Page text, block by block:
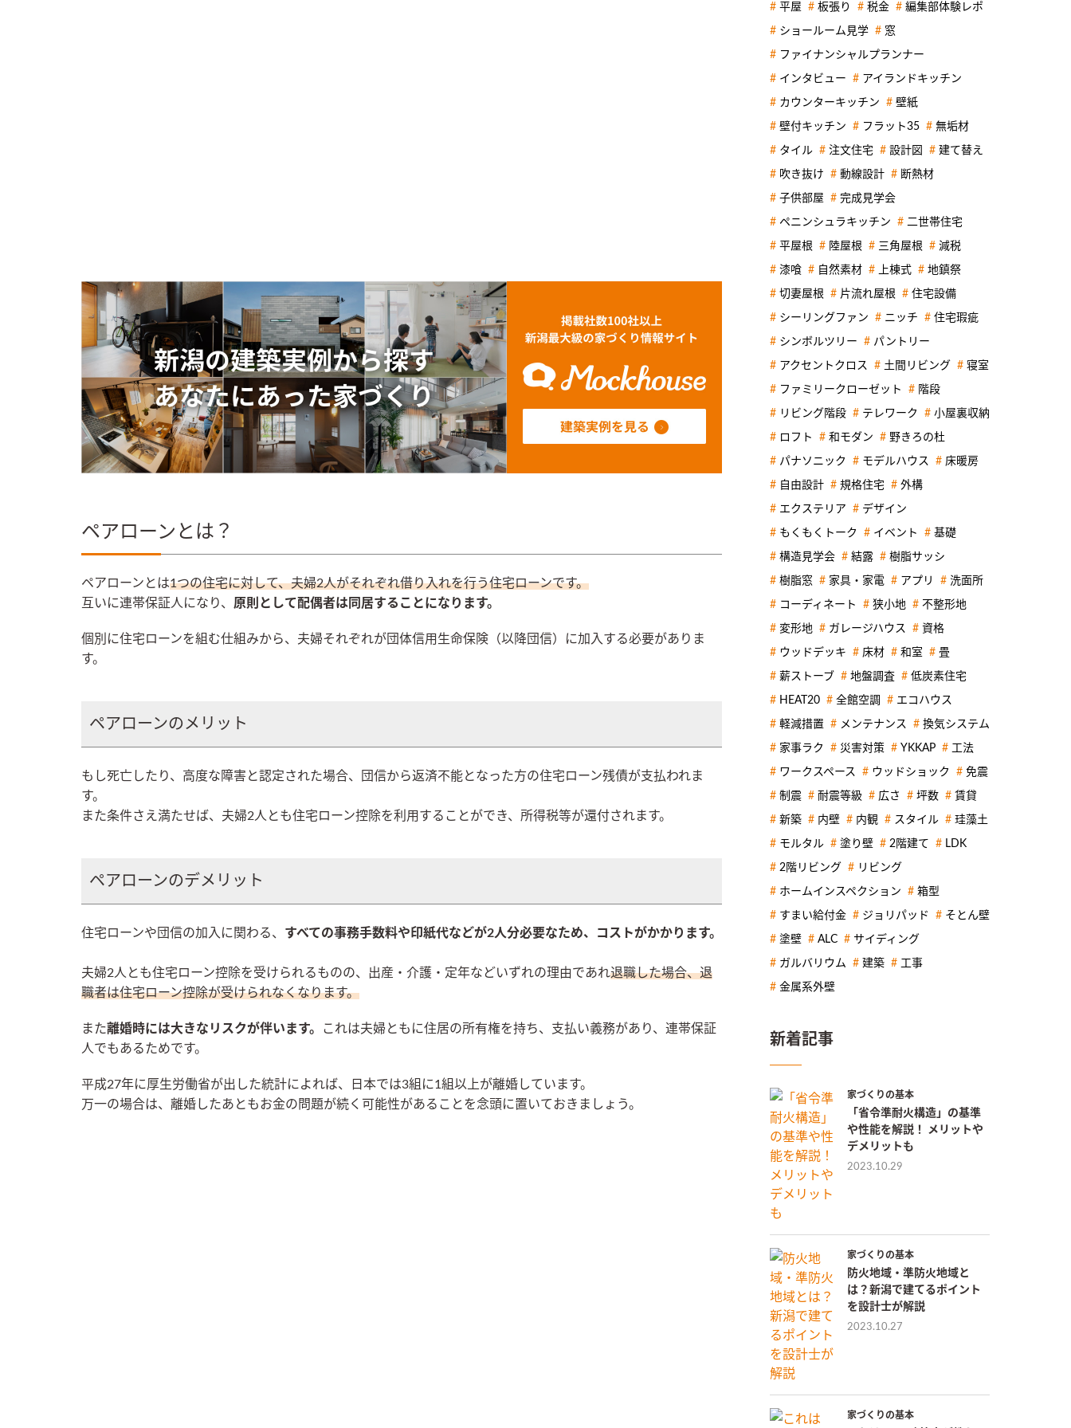
ペアローンとは？
ペアローンとは1つの住宅に対して、夫婦2人がそれぞれ借り入れを行う住宅ローンです。
互いに連帯保証人になり、 原則として配偶者は同居することになります。
個別に住宅ローンを組む仕組みから、夫婦それぞれが団体信用生命保険（以降団信）に加入する必要がありま
す。
ペアローンのメリット
もし死亡したり、高度な障害と認定された場合、団信から返済不能となった方の住宅ローン残債が支払われま
す。
また条件さえ満たせば、夫婦2人とも住宅ローン控除を利用することができ、所得税等が還付されます。
ペアローンのデメリット
住宅ローンや団信の加入に関わる、 すべての事務手数料や印紙代などが2人分必要なため、コストがかかります。
夫婦2人とも住宅ローン控除を受けられるものの、出産・介護・定年などいずれの理由であれ退職した場合、退
職者は住宅ローン控除が受けられなくなります。
また離婚時には大きなリスクが伴います。 これは夫婦ともに住居の所有権を持ち、支払い義務があり、連帯保証
人でもあるためです。
平成27年に厚生労働省が出した統計によれば、日本では3組に1組以上が離婚しています。
万一の場合は、離婚したあともお金の問題が続く可能性があることを念頭に置いておきましょう。
平屋 板張り 税金 編集部体験レポ
ショールーム見学 窓
ファイナンシャルプランナー
インタビュー アイランドキッチン
カウンターキッチン 壁紙
壁付キッチン フラット35 無垢材
タイル 注文住宅 設計図 建て替え
吹き抜け 動線設計 断熱材
子供部屋 完成見学会
ペニンシュラキッチン 二世帯住宅
平屋根 陸屋根 三角屋根 減税
漆喰 自然素材 上棟式 地鎮祭
切妻屋根 片流れ屋根 住宅設備
シーリングファン ニッチ 住宅瑕疵
シンボルツリー パントリー
アクセントクロス 土間リビング 寝室
ファミリークローゼット 階段
リビング階段 テレワーク 小屋裏収納
ロフト 和モダン 野きろの杜
パナソニック モデルハウス 床暖房
自由設計 規格住宅 外構
エクステリア デザイン
もくもくトーク イベント 基礎
構造見学会 結露 樹脂サッシ
樹脂窓 家具・家電 アプリ 洗面所
コーディネート 狭小地 不整形地
変形地 ガレージハウス 資格
ウッドデッキ 床材 和室 畳
薪ストーブ 地盤調査 低炭素住宅
HEAT20 全館空調 エコハウス
軽減措置 メンテナンス 換気システム
家事ラク 災害対策 YKKAP 工法
ワークスペース ウッドショック 免震
制震 耐震等級 広さ 坪数 賃貸
新築 内壁 内観 スタイル 珪藻土
モルタル 塗り壁 2階建て LDK
2階リビング リビング
ホームインスペクション 箱型
すまい給付金 ジョリパッド そとん壁
塗壁 ALC サイディング
ガルバリウム 建築 工事
金属系外壁
新着記事
家づくりの基本
「省令準耐火構造」の基準
や性能を解説！ メリットや
デメリットも
2023.10.29
家づくりの基本
防火地域・準防火地域と
は？新潟で建てるポイント
を設計士が解説
2023.10.27
家づくりの基本